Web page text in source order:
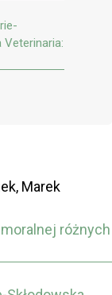
Veterinaria:
Marek
różnych